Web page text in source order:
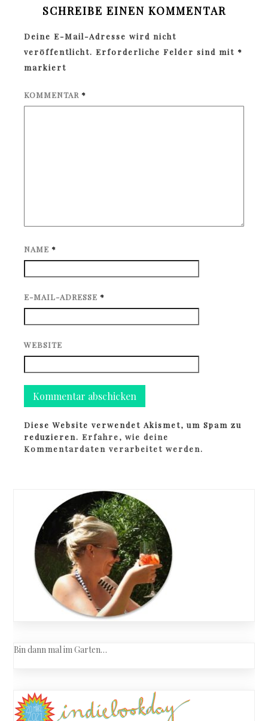
SCHREIBE EINEN KOMMENTAR
Deine E-Mail-Adresse wird nicht
veröffentlicht. Erforderliche Felder sind mit *
markiert
KOMMENTAR *
NAME *
E-MAIL-ADRESSE *
WEBSITE
Diese Website verwendet Akismet, um Spam zu
reduzieren.Erfahre, wie deine
Kommentardaten verarbeitet werden.
Bin dann mal im Garten…